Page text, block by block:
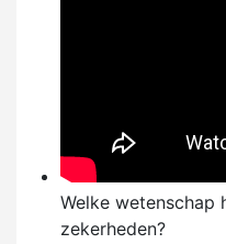
Welke wetenschap
zekerheden?